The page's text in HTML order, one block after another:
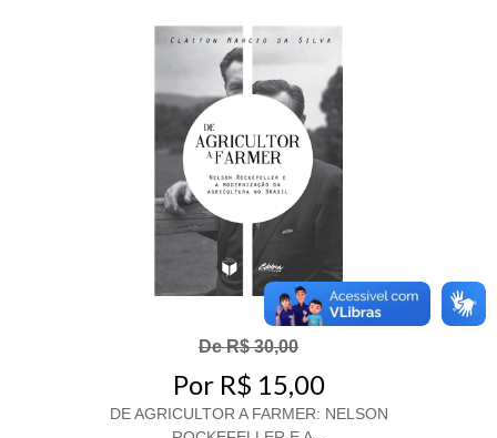
De R$ 30,00
Por R$ 15,00
DE AGRICULTOR A FARMER: NELSON